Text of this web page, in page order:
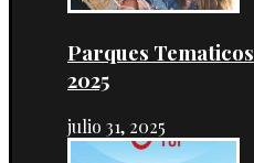
Parques
2025
julio 31, 2025